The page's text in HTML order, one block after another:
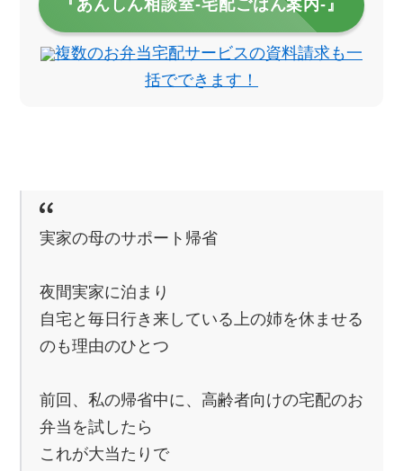
『あんしん相談室‐宅配ごはん案内‐』
複数のお弁当宅配サービスの資料請求も一
括でできます！
実家の母のサポート帰省
夜間実家に泊まり
自宅と毎日行き来している上の姉を休ませる
のも理由のひとつ
前回、私の帰省中に、高齢者向けの宅配のお
弁当を試したら
これが大当たりで